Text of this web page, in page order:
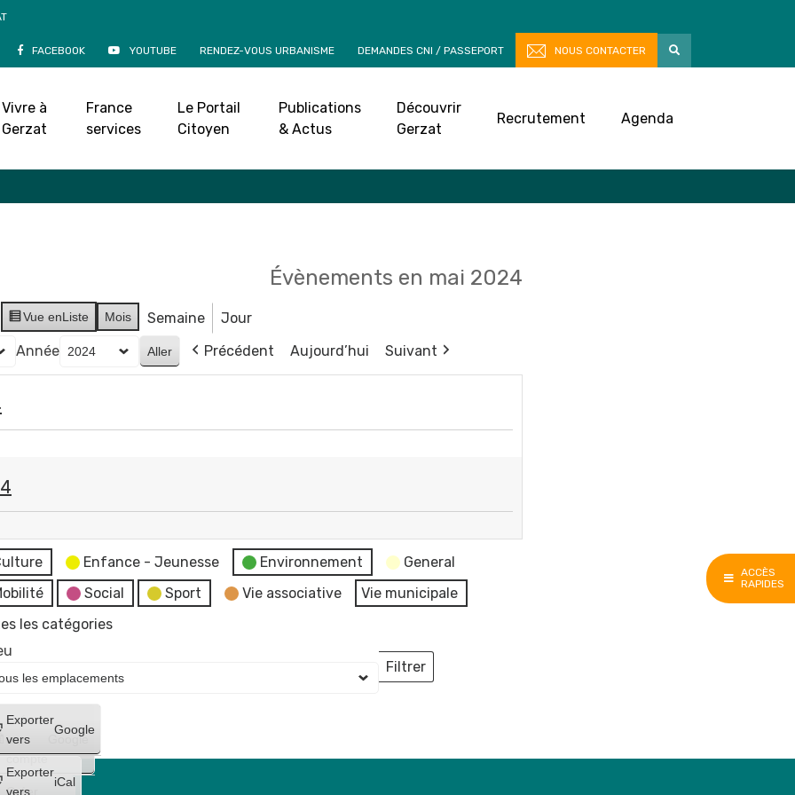
ACCÈS
RAPIDES
FACEBOOK YOUTUBE RENDEZ-VOUS URBANISME DEMANDES CNI / PASSEPORT NOUS CONTACTER
Vivre à
Gerzat
France
services
Le Portail
Citoyen
Publications
& Actus
Découvrir
Gerzat
Recrutement Agenda
Accueil»Agenda
Évènements en mai 2024
Vue enListe Mois Semaine
Jour
Année Précédent Aujourd’hui Suivant
Enfance - Jeunesse Environnement
General
Social Sport Vie associative
Vie municipale
les catégories
Créer
un
compte
Google
Créer
Exporter
vers
Google
Exporter
vers
iCal
Filtrer
Lieux